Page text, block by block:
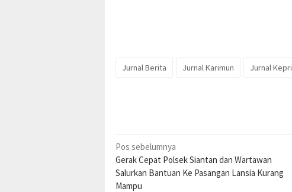
Jurnal Berita Jurnal Karimun Jurnal Kepri
Navigasi
pos
Pos sebelumnya
Gerak Cepat Polsek Siantan dan Wartawan
Salurkan Bantuan Ke Pasangan Lansia Kurang
Mampu